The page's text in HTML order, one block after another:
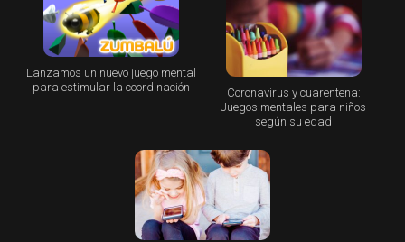
Lanzamos un nuevo juego mental
para estimular la coordinación
Coronavirus y cuarentena:
Juegos mentales para niños
según su edad